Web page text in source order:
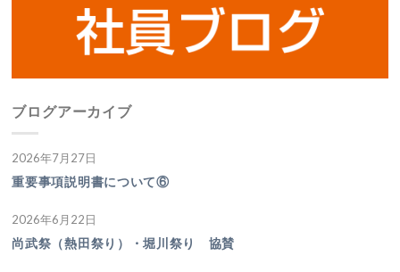
ブログアーカイブ
2026年7月27日
重要事項説明書について⑥
2026年6月22日
尚武祭（熱田祭り）・堀川祭り 協賛